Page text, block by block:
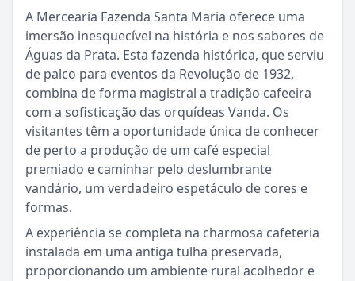
A Mercearia Fazenda Santa Maria oferece uma
imersão inesquecível na história e nos sabores de
Águas da Prata. Esta fazenda histórica, que serviu
de palco para eventos da Revolução de 1932,
combina de forma magistral a tradição cafeeira
com a sofisticação das orquídeas Vanda. Os
visitantes têm a oportunidade única de conhecer
de perto a produção de um café especial
premiado e caminhar pelo deslumbrante
vandário, um verdadeiro espetáculo de cores e
formas.
A experiência se completa na charmosa cafeteria
instalada em uma antiga tulha preservada,
proporcionando um ambiente rural acolhedor e